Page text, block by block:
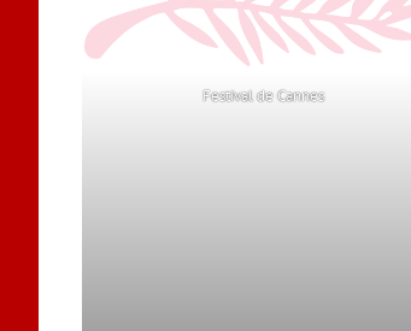
Festival de Cannes